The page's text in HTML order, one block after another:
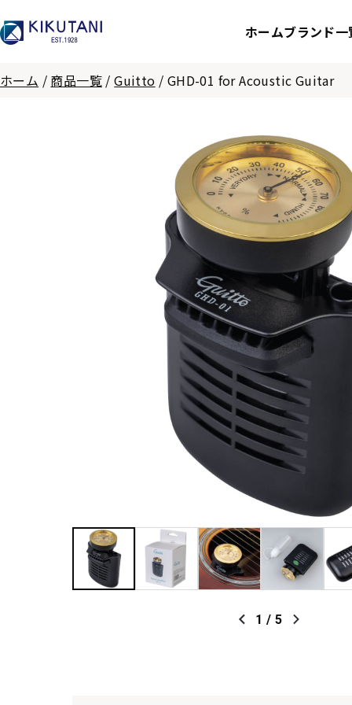
ホームブランド一
ホーム / 商品一覧 /Guitto / GHD-01 for Acoustic Guitar
1 / 5